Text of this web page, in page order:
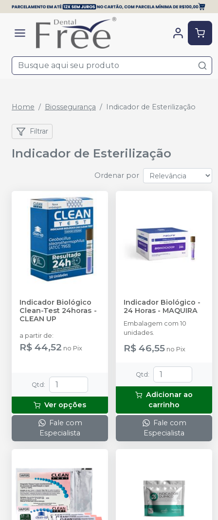
Home Biossegurança Indicador de Esterilização
Filtrar
Indicador de Esterilização
Ordenar por
Indicador Biológico
Clean-Test 24horas -
CLEAN UP
a partir de:
R$ 44,52 no Pix
Qtd :
Ver opções
Fale com
Especialista
Indicador Biológico -
24 Horas - MAQUIRA
Embalagem com 10
unidades.
R$ 46,55 no Pix
Qtd :
Adicionar ao
carrinho
Fale com
Especialista